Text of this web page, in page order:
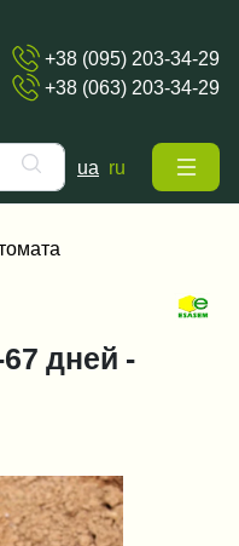
+38 (095) 203-34-29
+38 (063) 203-34-29
ua ru
дней -